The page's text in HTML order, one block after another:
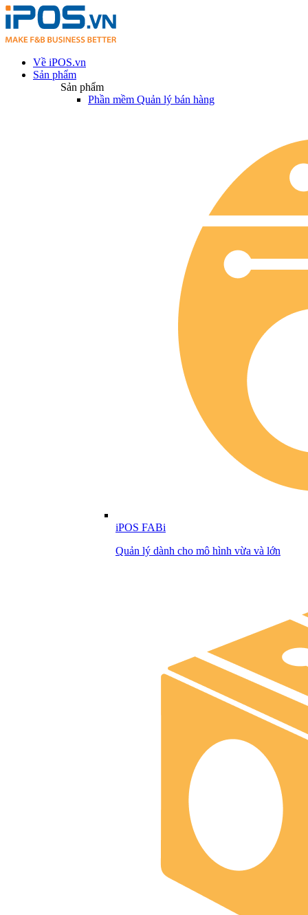
Về iPOS.vn
Sản phẩm
Sản phẩm
Phần mềm Quản lý bán hàng
iPOS FABi
Quản lý dành cho mô hình vừa và lớn